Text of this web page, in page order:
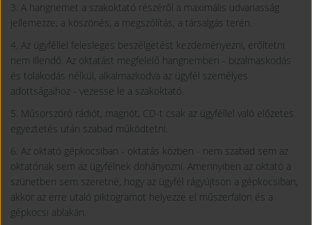
3. A hangnemet a szakoktató részéről a maximális udvariasság
jellemezze, a köszönés, a megszólítás, a társalgás terén.
4. Az ügyféllel felesleges beszélgetést kezdeményezni, erőltetni
nem illendő. Az oktatást megfelelő hangnemben - bizalmaskodás
és tolakodás nélkül, alkalmazkodva az ügyfél személyes
adottságaihoz - vezesse le a szakoktató.
5. Műsorszóró rádiót, magnót, CD-t csak az ügyféllel való előzetes
egyeztetés után szabad működtetni.
6. Az oktató gépkocsiban - oktatás közben - nem szabad sem az
oktatónak sem az ügyfélnek dohányozni. Amennyiben az oktató a
szünetben sem szeretné, hogy az ügyfél rágyújtson a gépkocsiban,
akkor az erre utaló piktogramot helyezze el műszerfalon és a
gépkocsi ablakán.